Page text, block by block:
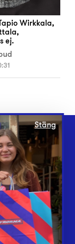
Wirkkala,
ej.
Stäng